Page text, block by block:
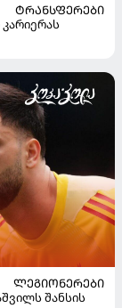
ᲢᲠᲐᲜᲡᲤᲔᲠᲔᲑᲘ
ᲚᲔᲒᲘᲝᲜᲔᲠᲔᲑᲘ
შანსის